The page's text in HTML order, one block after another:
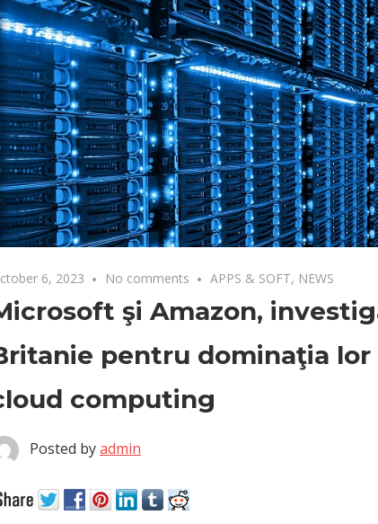
6, 2023 No comments APPS & SOFT, NEWS
şi Amazon,
pentru dominaţia lor
computing
Posted byadmin